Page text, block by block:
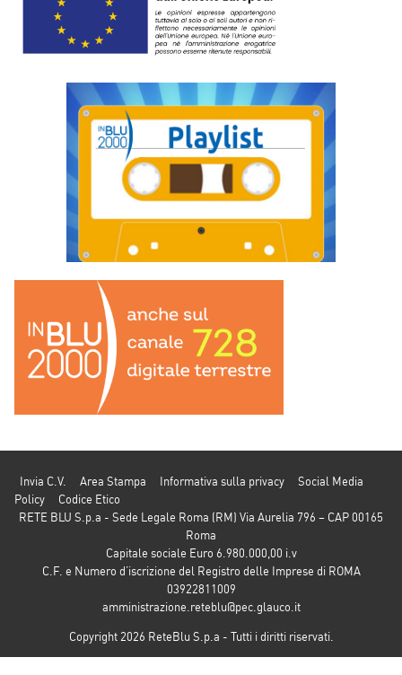
Invia C.V. Area Stampa Informativa sulla privacy
Social Media
Policy
Codice Etico
RETE BLU S.p.a - Sede Legale Roma (RM) Via Aurelia 796 – CAP 00165
Roma
Capitale sociale Euro 6.980.000,00 i.v
C.F. e Numero d’iscrizione del Registro delle Imprese di ROMA
03922811009
amministrazione.reteblu@pec.glauco.it
Copyright 2026 ReteBlu S.p.a - Tutti i diritti riservati.